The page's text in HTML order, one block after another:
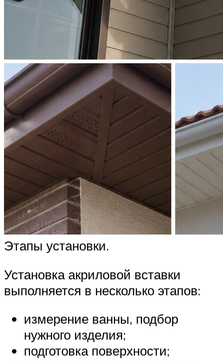
Этапы установки.
Установка акриловой вставки
выполняется в несколько этапов:
измерение ванны, подбор
нужного изделия;
подготовка поверхности;